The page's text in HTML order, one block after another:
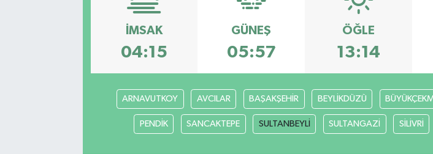
İMSAK
04:15
GÜNEŞ
05:57
ÖĞLE
13:14
ARNAVUTKOY AVCILAR BAŞAKŞEHİR BEYLİKDÜZÜ
PENDİK SANCAKTEPE SULTANBEYLİ SULTANGAZİ SİLİVRİ